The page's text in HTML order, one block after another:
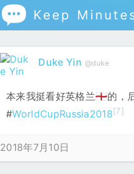
 Keep
Duke Yin @duke
本来我挺看好英格兰🏴󠁧󠁢󠁥󠁮󠁧󠁿的，
#WorldCupRussia2018[7]
2018年7月10日